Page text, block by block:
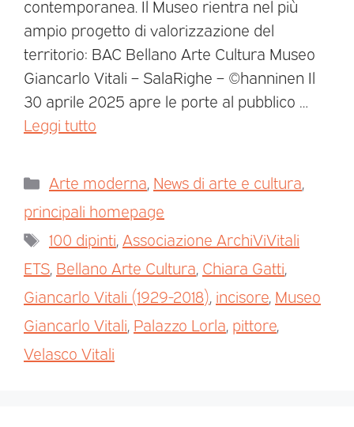
contemporanea. Il Museo rientra nel più
ampio progetto di valorizzazione del
territorio: BAC Bellano Arte Cultura Museo
Giancarlo Vitali – SalaRighe – ©hanninen Il
30 aprile 2025 apre le porte al pubblico …
Leggi tutto
Arte moderna, News di arte e cultura,
principali homepage
100 dipinti, Associazione ArchiViVitali
ETS, Bellano Arte Cultura, Chiara Gatti,
Giancarlo Vitali (1929-2018), incisore, Museo
Giancarlo Vitali, Palazzo Lorla, pittore,
Velasco Vitali